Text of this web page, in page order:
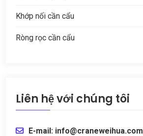
Khớp nối cần cẩu
Ròng rọc cần cẩu
Liên hệ với chúng tôi
E-mail: info@craneweihua.com